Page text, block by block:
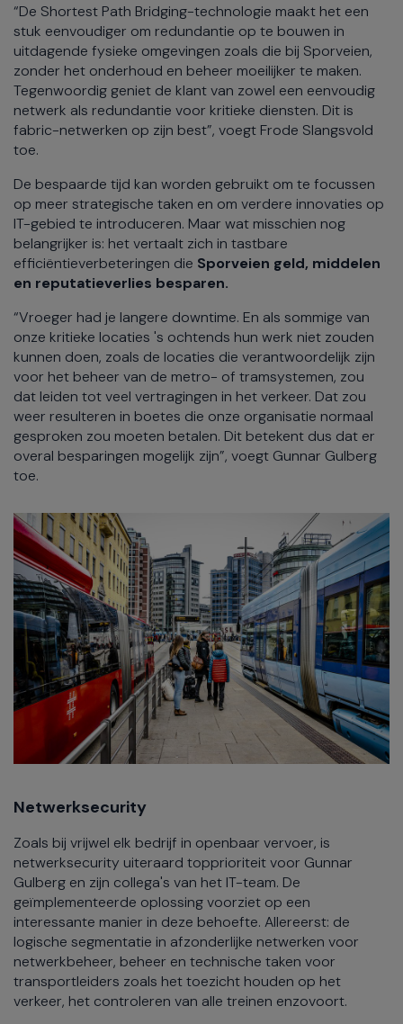
“De Shortest Path Bridging-technologie maakt het een
stuk eenvoudiger om redundantie op te bouwen in
uitdagende fysieke omgevingen zoals die bij Sporveien,
zonder het onderhoud en beheer moeilijker te maken.
Tegenwoordig geniet de klant van zowel een eenvoudig
netwerk als redundantie voor kritieke diensten. Dit is
fabric-netwerken op zijn best”, voegt Frode Slangsvold
toe.
De bespaarde tijd kan worden gebruikt om te focussen
op meer strategische taken en om verdere innovaties op
IT-gebied te introduceren. Maar wat misschien nog
belangrijker is: het vertaalt zich in tastbare
efficiëntieverbeteringen die Sporveien geld, middelen
en reputatieverlies besparen.
“Vroeger had je langere downtime. En als sommige van
onze kritieke locaties 's ochtends hun werk niet zouden
kunnen doen, zoals de locaties die verantwoordelijk zijn
voor het beheer van de metro- of tramsystemen, zou
dat leiden tot veel vertragingen in het verkeer. Dat zou
weer resulteren in boetes die onze organisatie normaal
gesproken zou moeten betalen. Dit betekent dus dat er
overal besparingen mogelijk zijn”, voegt Gunnar Gulberg
toe.
Netwerksecurity
Zoals bij vrijwel elk bedrijf in openbaar vervoer, is
netwerksecurity uiteraard topprioriteit voor Gunnar
Gulberg en zijn collega's van het IT-team. De
geïmplementeerde oplossing voorziet op een
interessante manier in deze behoefte. Allereerst: de
logische segmentatie in afzonderlijke netwerken voor
netwerkbeheer, beheer en technische taken voor
transportleiders zoals het toezicht houden op het
verkeer, het controleren van alle treinen enzovoort.